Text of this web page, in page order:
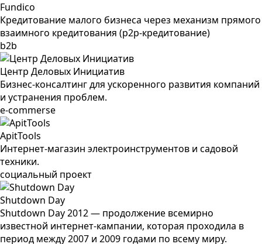
Fundico
Кредитование малого бизнеса через механизм прямого
взаимного кредитования (р2р-кредитование)
b2b
Центр Деловых Инициатив
Бизнес-консалтинг для ускоренного развития компаний
и устранения проблем.
e-commerse
ApitTools
Интернет-магазин электроинструментов и садовой
техники.
социальный проект
Shutdown Day
Shutdown Day 2012 — продолжение всемирно
известной интернет-кампании, которая проходила в
период между 2007 и 2009 годами по всему миру.